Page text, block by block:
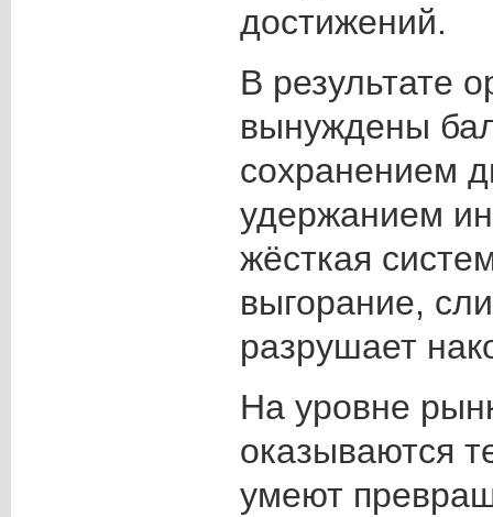
достижений.
В результате
вынуждены
сохранением
удержанием
жёсткая
выгорание,
разрушает
На уровне
оказываются
умеют